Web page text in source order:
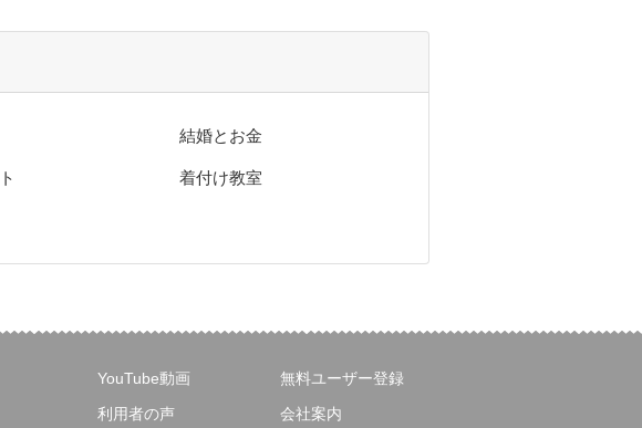
結婚とお金
着付け教室
YouTube動画
利用者の声
無料ユーザー登録
会社案内